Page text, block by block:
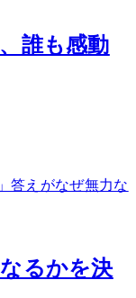
誰も感動
答えがなぜ無力な
るかを決